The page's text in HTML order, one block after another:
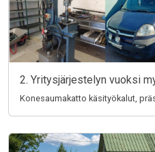
2. Yritysjärjestelyn vuoksi
Konesaumakatto käsityökalut,